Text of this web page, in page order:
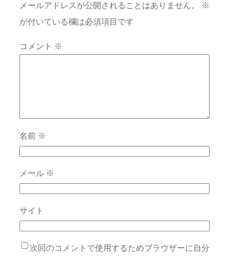
メールアドレスが公開されることはありません。
※
が付いている欄は必須項目です
コメント ※
名前 ※
メール ※
サイト
次回のコメントで使用するためブラウザーに自分